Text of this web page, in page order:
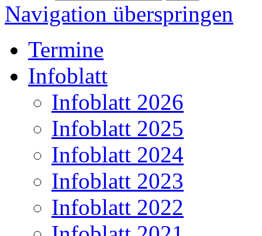
Navigation überspringen
Termine
Infoblatt
Infoblatt 2026
Infoblatt 2025
Infoblatt 2024
Infoblatt 2023
Infoblatt 2022